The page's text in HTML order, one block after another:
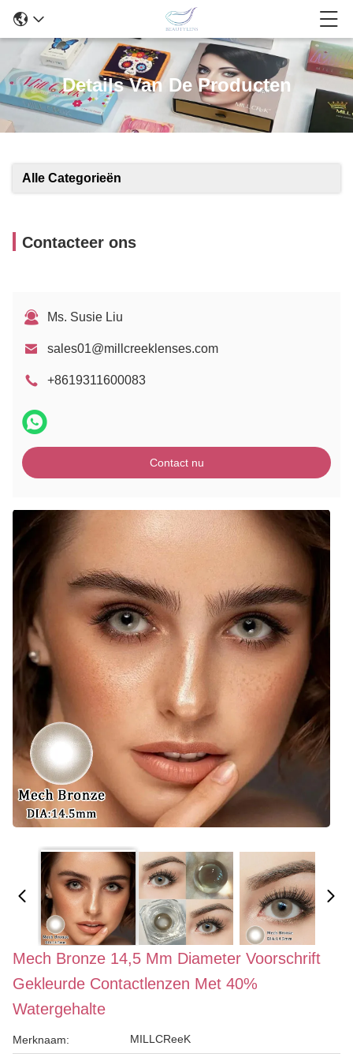
Details Van De Producten
Alle Categorieën
Contacteer ons
Ms. Susie Liu
sales01@millcreeklenses.com
+8619311600083
Contact nu
Mech Bronze 14,5 Mm Diameter Voorschrift
Gekleurde Contactlenzen Met 40%
Watergehalte
Merknaam: MILLCReeK